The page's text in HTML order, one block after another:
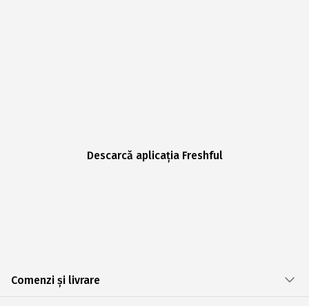
Descarcă aplicația Freshful
Comenzi și livrare